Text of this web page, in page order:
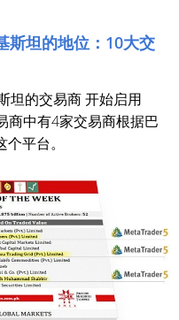
斯坦的地位：10大交
坦的交易商 开始启用
商中有4家交易商根据巴
平台。